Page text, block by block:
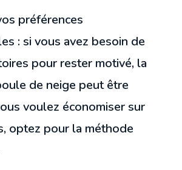
préférences
: si vous avez besoin de
pour rester motivé, la
de neige peut être
voulez économiser sur
optez pour la méthode